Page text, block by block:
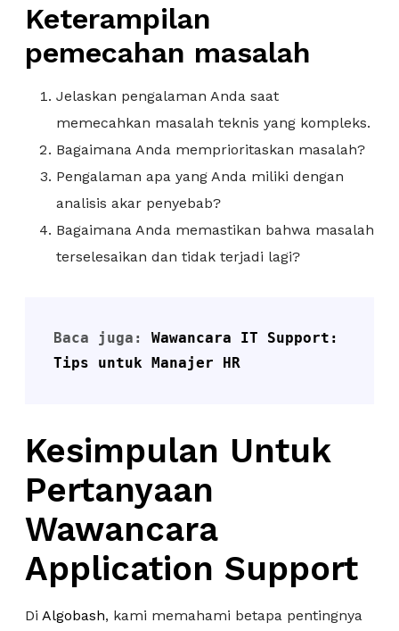
Keterampilan
pemecahan masalah
Jelaskan pengalaman Anda saat
memecahkan masalah teknis yang kompleks.
Bagaimana Anda memprioritaskan masalah?
Pengalaman apa yang Anda miliki dengan
analisis akar penyebab?
Bagaimana Anda memastikan bahwa masalah
terselesaikan dan tidak terjadi lagi?
Baca juga: Wawancara IT Support:
Tips untuk Manajer HR
Kesimpulan Untuk
Pertanyaan
Wawancara
Application Support
Di Algobash, kami memahami betapa pentingnya